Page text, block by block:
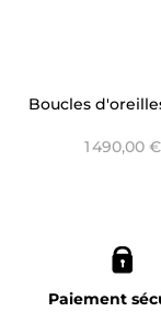
Boucles
Diane
1 490,00 €
Paiement